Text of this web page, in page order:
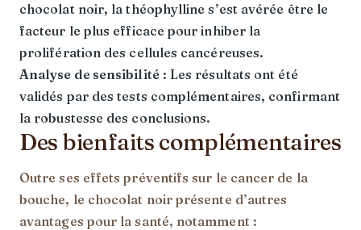
chocolat noir, la théophylline s’est avérée être le
facteur le plus efficace pour inhiber la
prolifération des cellules cancéreuses.
Analyse de sensibilité : Les résultats ont été
validés par des tests complémentaires, confirmant
la robustesse des conclusions.
Des bienfaits complémentaires
Outre ses effets préventifs sur le cancer de la
bouche, le chocolat noir présente d’autres
avantages pour la santé, notamment :